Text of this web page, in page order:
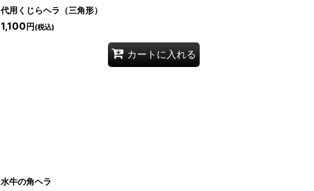
代用くじらヘラ（三角形）
1,100円(税込)
カートに入れる
水牛の角ヘラ